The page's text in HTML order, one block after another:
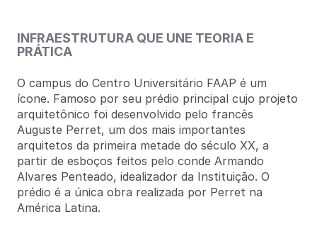
INFRAESTRUTURA QUE UNE TEORIA E
PRÁTICA
O campus do Centro Universitário FAAP é um
ícone. Famoso por seu prédio principal cujo projeto
arquitetônico foi desenvolvido pelo francês
Auguste Perret, um dos mais importantes
arquitetos da primeira metade do século XX, a
partir de esboços feitos pelo conde Armando
Alvares Penteado, idealizador da Instituição. O
prédio é a única obra realizada por Perret na
América Latina.